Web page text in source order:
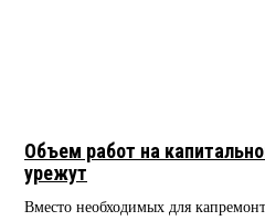
Объем работ на
урежут
Вместо необходимых для